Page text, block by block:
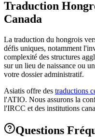
Traduction
Canada
La traduction du hongrois
défis uniques, notamment
complexité des structures
sur un lieu de naissance ou
votre dossier administratif.
Asiatis offre des traductions
l'ATIO. Nous assurons la
l'IRCC et des institutions
Questions